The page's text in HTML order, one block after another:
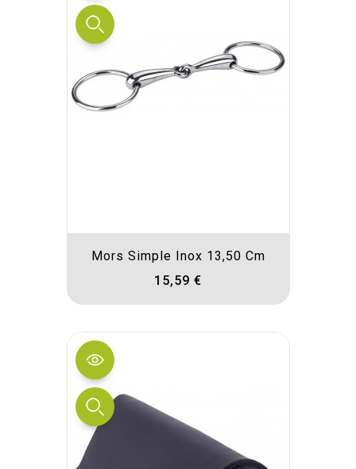
Mors Simple Inox 13,50 Cm
15,59 €